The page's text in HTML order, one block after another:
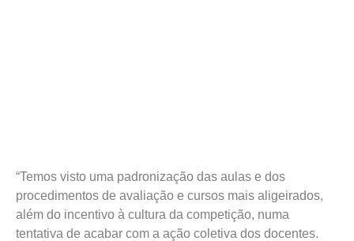
“Temos visto uma padronização das aulas e dos
procedimentos de avaliação e cursos mais aligeirados,
além do incentivo à cultura da competição, numa
tentativa de acabar com a ação coletiva dos docentes.